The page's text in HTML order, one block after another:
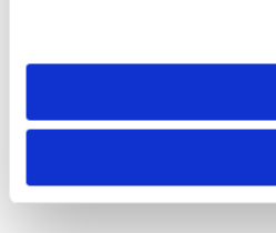
need to be set again.